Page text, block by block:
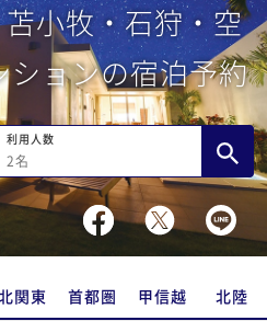
小牧・石狩・空
ションの宿泊予約
利用人数
2名
関東 首都圏 甲信越 北陸